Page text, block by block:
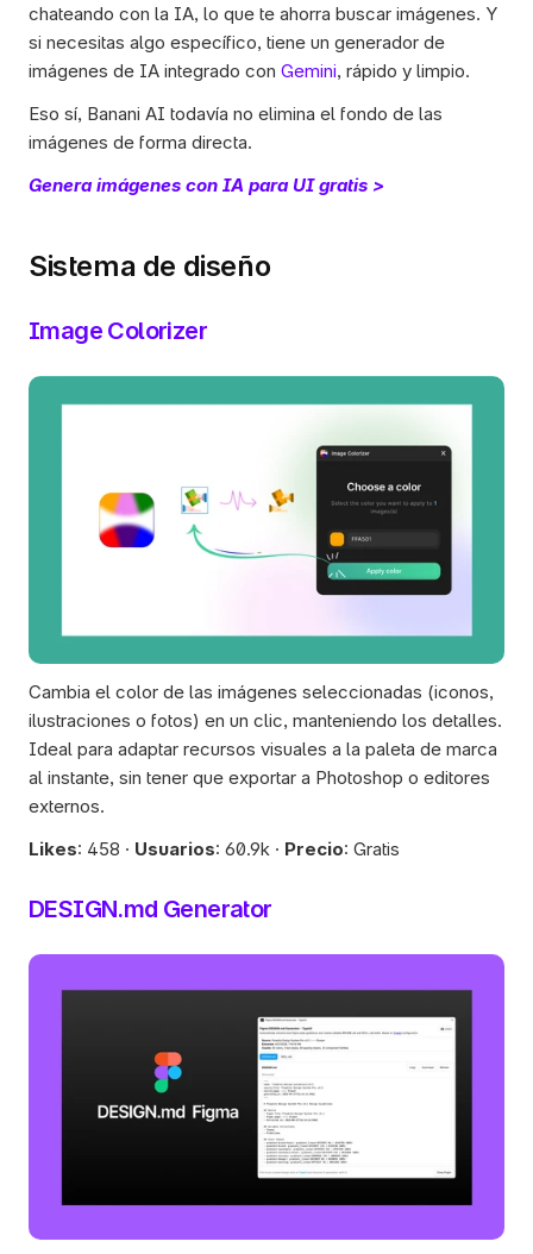
chateando con la IA, lo que te ahorra buscar imágenes. Y
si necesitas algo específico, tiene un generador de
imágenes de IA integrado con Gemini, rápido y limpio.
Eso sí, Banani AI todavía no elimina el fondo de las
imágenes de forma directa.
Genera imágenes con IA para UI gratis >
Sistema de diseño
Image Colorizer
Cambia el color de las imágenes seleccionadas (iconos,
ilustraciones o fotos) en un clic, manteniendo los detalles.
Ideal para adaptar recursos visuales a la paleta de marca
al instante, sin tener que exportar a Photoshop o editores
externos.
Likes: 458 · Usuarios: 60.9k · Precio: Gratis
DESIGN.md Generator